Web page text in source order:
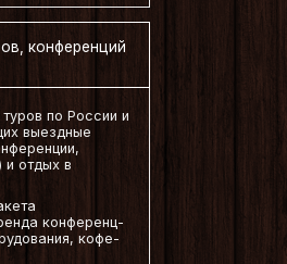
конференций
по России и
выездные
и отдых в
конференц-
кофе-